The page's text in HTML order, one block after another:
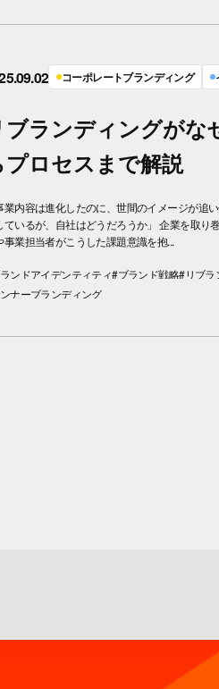
コーポレートブランディング
ブランディングがな
プロセスまで解説
業内容は進化したのに、世間のイメージが追
ているが、自社はどうだろうか」 企業を取り
事業担当者がこうした課題意識を抱...
ンドアイデンティティ#ブランド戦略#リブラ
ナーブランディング